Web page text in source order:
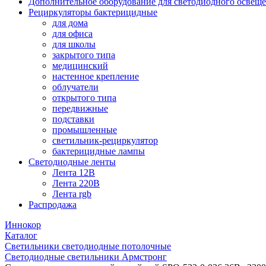
Рециркуляторы бактерицидные
для дома
для офиса
для школы
закрытого типа
медицинский
настенное крепление
облучатели
открытого типа
передвижные
подставки
промышленные
светильник-рециркулятор
бактерицидные лампы
Светодиодные ленты
Лента 12В
Лента 220В
Лента rgb
Распродажа
Иннокор
Каталог
Светильники светодиодные потолочные
Светодиодные светильники Армстронг